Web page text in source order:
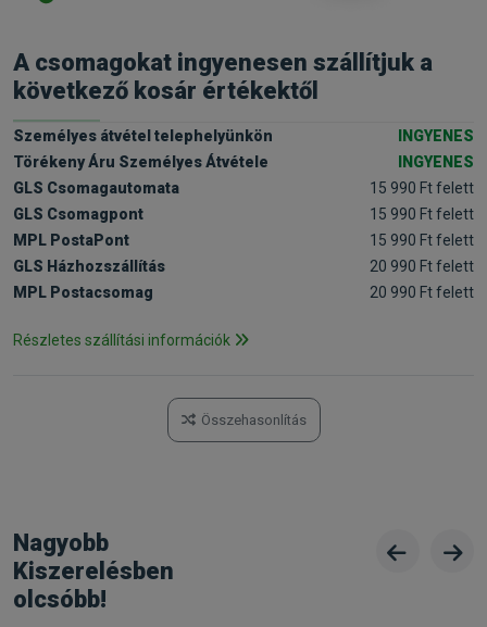
A csomagokat ingyenesen szállítjuk a
következő kosár értékektől
Személyes átvétel telephelyünkön
INGYENES
Törékeny Áru Személyes Átvétele
INGYENES
GLS Csomagautomata
15 990 Ft felett
GLS Csomagpont
15 990 Ft felett
MPL PostaPont
15 990 Ft felett
GLS Házhozszállítás
20 990 Ft felett
MPL Postacsomag
20 990 Ft felett
Részletes szállítási információk
Összehasonlítás
Nagyobb
Kiszerelésben
olcsóbb!